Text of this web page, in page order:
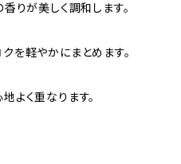
りが美しく調和します。
を軽やかにまとめます。
く重なります。